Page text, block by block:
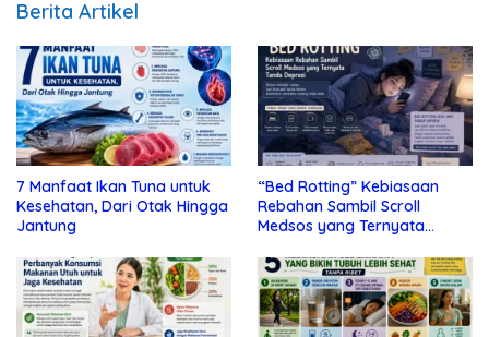
Berita Artikel
7 Manfaat Ikan Tuna untuk
Kesehatan, Dari Otak Hingga
Jantung
“Bed Rotting” Kebiasaan
Rebahan Sambil Scroll
Medsos yang Ternyata